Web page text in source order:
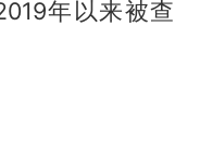
年以来被查